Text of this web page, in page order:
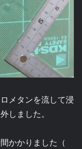
メタンを流して浸
しました。
間かかりました（